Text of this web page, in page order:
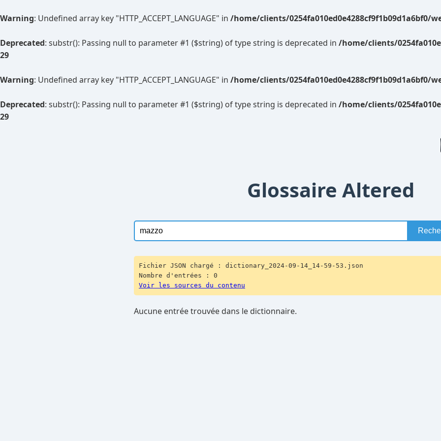
Warning: Undefined array key "HTTP_ACCEPT_LANGUAGE" in /home/clients/0254fa010ed0e4288cf9f1b09d1a6bf0/
Deprecated: substr(): Passing null to parameter #1 ($string) of type string is deprecated in /home/clients/
29
Warning: Undefined array key "HTTP_ACCEPT_LANGUAGE" in /home/clients/0254fa010ed0e4288cf9f1b09d1a6bf0/
Deprecated: substr(): Passing null to parameter #1 ($string) of type string is deprecated in /home/clients/
29
Glossaire Altered
Fichier JSON chargé : dictionary_2024-09-14_14-59-53.json
Nombre d'entrées : 0
Voir les sources du contenu
Aucune entrée trouvée dans le dictionnaire.